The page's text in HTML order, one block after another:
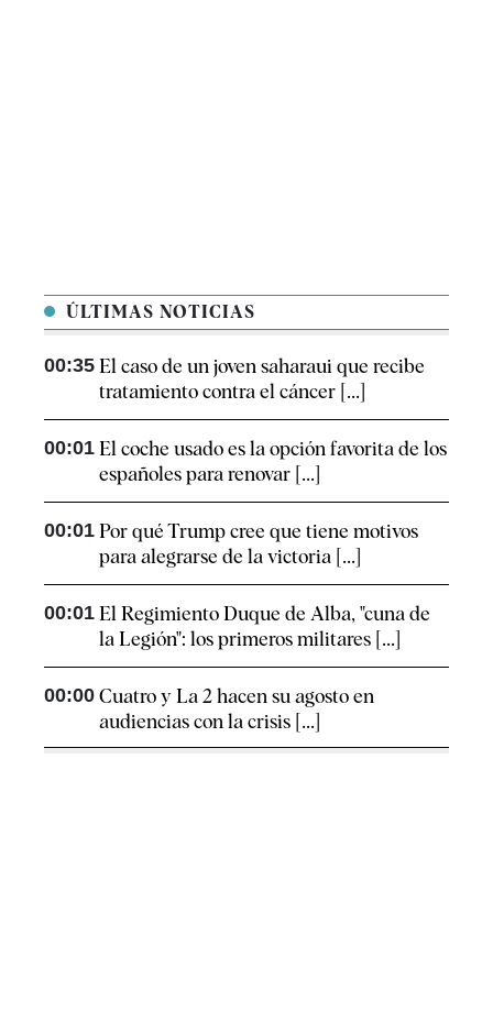
ÚLTIMAS NOTICIAS
00:35 El caso de un joven saharaui que recibe
tratamiento contra el cáncer [...]
00:01 El coche usado es la opción favorita de los
españoles para renovar [...]
00:01 Por qué Trump cree que tiene motivos
para alegrarse de la victoria [...]
00:01 El Regimiento Duque de Alba, "cuna de
la Legión": los primeros militares [...]
00:00 Cuatro y La 2 hacen su agosto en
audiencias con la crisis [...]